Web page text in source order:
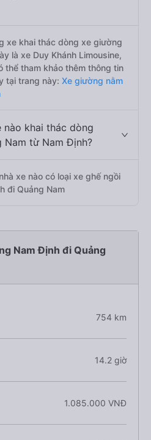
xe khai thác dòng xe giường
là xe Duy Khánh Limousine,
thể tham khảo thêm thông tin
tại trang này: Xe giường nằm
nào khai thác dòng
Nam từ Nam Định?
xe nào có loại xe ghế ngồi
đi Quảng Nam
Nam Định đi Quảng
754 km
14.2 giờ
1.085.000 VNĐ